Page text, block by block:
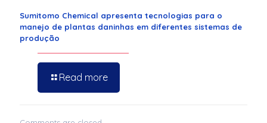
Sumitomo Chemical apresenta tecnologias para o
manejo de plantas daninhas em diferentes sistemas de
produção
Read more